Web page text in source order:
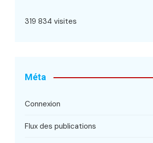
319 834 visites
Méta
Connexion
Flux des publications